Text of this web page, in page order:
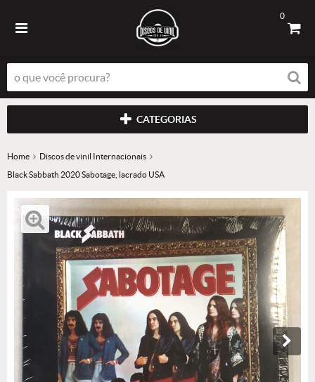
0
CATEGORIAS
Home
Discos de vinil Internacionais
Black Sabbath 2020 Sabotage, lacrado USA